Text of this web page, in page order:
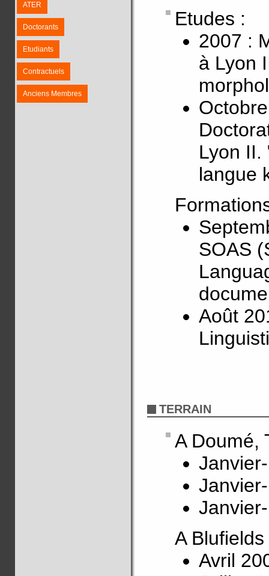
ATER
Doctorants
Etudiants
Contractuels
Anciens Membres
Etudes :
2007 :
à Lyon
Lyon II.
langue
SOAS
Août
TERRAIN
A Doumé,
A
Avril